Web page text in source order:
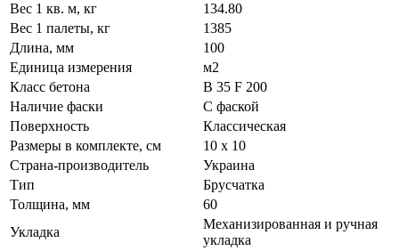
Вес 1 кв. м, кг
134.80
Вес 1 палеты, кг
1385
Длина, мм
100
Единица измерения
м2
Класс бетона
В 35 F 200
Наличие фаски
С фаской
Поверхность
Классическая
Размеры в комплекте, см
10 х 10
Страна-производитель
Украина
Тип
Брусчатка
Толщина, мм
60
Укладка
Механизированная и ручная
укладка